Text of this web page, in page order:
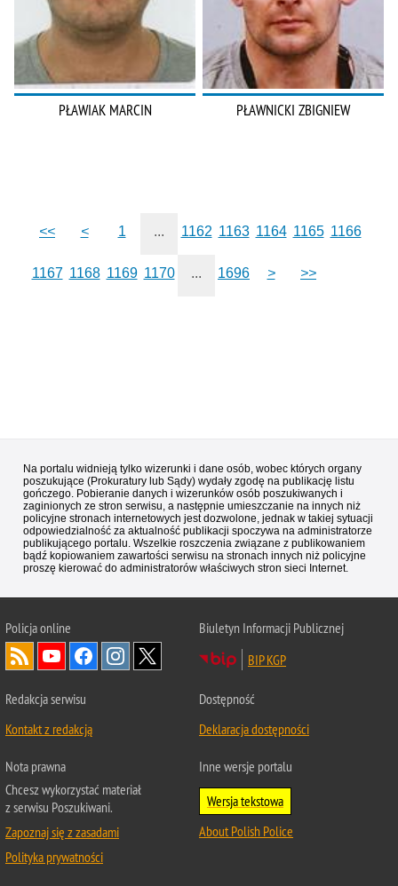
PŁAWIAK MARCIN PŁAWNICKI ZBIGNIEW
<< < 1 ... 1162 1163 1164 1165 1166
1167 1168 1169 1170 ... 1696 > >>
Na portalu widnieją tylko wizerunki i dane osób, wobec których organy
poszukujące (Prokuratury lub Sądy) wydały zgodę na publikację listu
gończego. Pobieranie danych i wizerunków osób poszukiwanych i
zaginionych ze stron serwisu, a następnie umieszczanie na innych niż
policyjne stronach internetowych jest dozwolone, jednak w takiej sytuacji
odpowiedzialność za aktualność publikacji spoczywa na administratorze
publikującego portalu. Wszelkie roszczenia związane z publikowaniem
bądź kopiowaniem zawartości serwisu na stronach innych niż policyjne
proszę kierować do administratorów właściwych stron sieci Internet.
Policjaonline
Biuletyn Informacji Publicznej
BIP KGP
Redakcja serwisu
Kontakt z redakcją
Dostępność
Deklaracja dostępności
Nota prawna
Chcesz wykorzystać materiał
z serwisu Poszukiwani.
Zapoznaj się z zasadami
Polityka prywatności
Inne wersje portalu
Wersja tekstowa
About Polish Police